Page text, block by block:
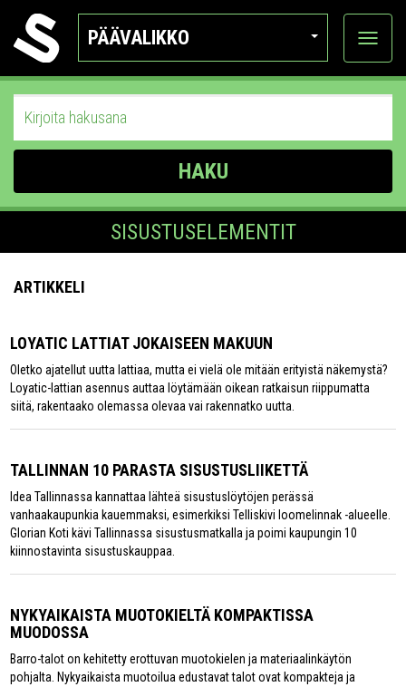
PÄÄVALIKKO
Näytä
HAKU
SISUSTUSELEMENTIT
ARTIKKELI
LOYATIC LATTIAT JOKAISEEN MAKUUN
Oletko ajatellut uutta lattiaa, mutta ei vielä ole mitään erityistä näkemystä?
Loyatic-lattian asennus auttaa löytämään oikean ratkaisun riippumatta
siitä, rakentaako olemassa olevaa vai rakennatko uutta.
TALLINNAN 10 PARASTA SISUSTUSLIIKETTÄ
Idea Tallinnassa kannattaa lähteä sisustuslöytöjen perässä
vanhaakaupunkia kauemmaksi, esimerkiksi Telliskivi loomelinnak -alueelle.
Glorian Koti kävi Tallinnassa sisustusmatkalla ja poimi kaupungin 10
kiinnostavinta sisustuskauppaa.
NYKYAIKAISTA MUOTOKIELTÄ KOMPAKTISSA
MUODOSSA
Barro-talot on kehitetty erottuvan muotokielen ja materiaalinkäytön
pohjalta. Nykyaikaista muotoilua edustavat talot ovat kompakteja ja